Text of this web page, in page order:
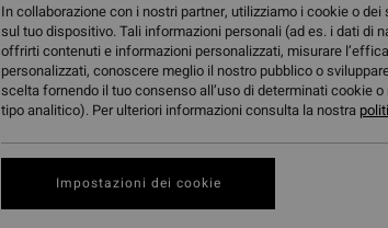
In collaborazione con i nostri partner, utilizziamo i cookie o
sul tuo dispositivo. Tali informazioni personali (ad es. i dati di
offrirti contenuti e informazioni personalizzati, misurare
personalizzati, conoscere meglio il nostro pubblico o
scelta fornendo il tuo consenso all’uso di determinati cookie
tipo analitico). Per ulteriori informazioni consulta la nostra
Impostazioni dei cookie